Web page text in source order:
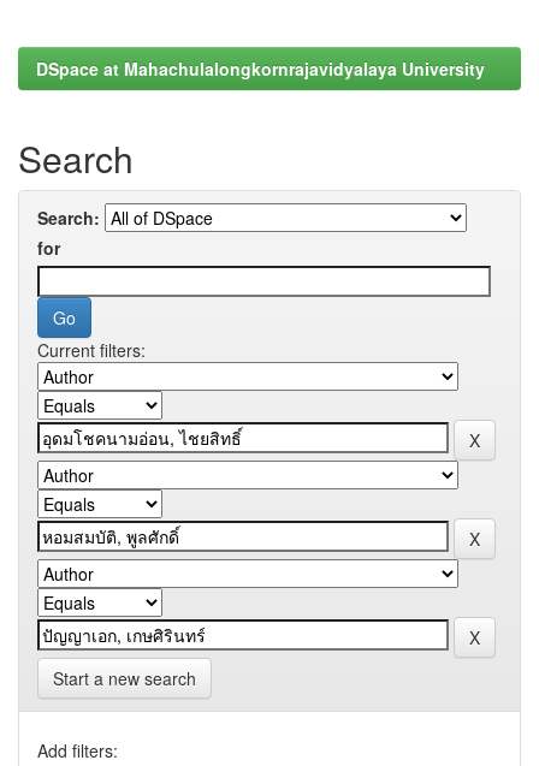
DSpace at Mahachulalongkornrajavidyalaya University
Search
Search:
for
Current filters:
Start a new search
Add filters: